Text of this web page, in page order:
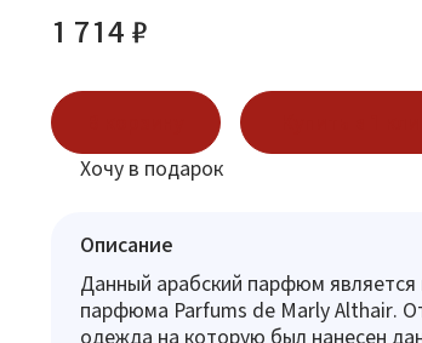
1 714 ₽
Хочу в подарок
Описание
Данный арабский парфюм является
парфюма Parfums de Marly Althair.
одежда на которую был нанесен